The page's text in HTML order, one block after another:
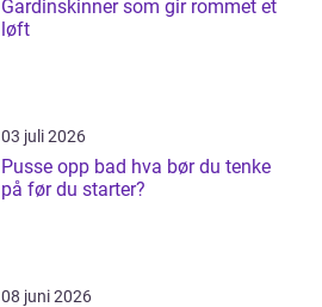
Gardinskinner som gir rommet et
løft
03 juli 2026
Pusse opp bad hva bør du tenke
på før du starter?
08 juni 2026